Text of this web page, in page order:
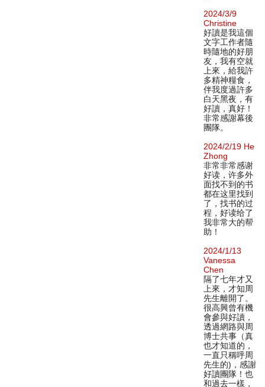
2024/3/9
Christine
好讀是我這個
文字工作者隨
時隨地的好朋
友，我有空就
上來，給我許
多精神糧食，
伴我度過許多
白天黑夜，有
好讀，真好！
非常感謝幕後
團隊。
2024/2/19 He
Zhong
非常非常感谢
好读，许多外
面找不到的书
都在这里找到
了，找书的过
程，好读给了
我非常大的帮
助！
2024/1/13
Vanessa
Chen
隔了七年才又
上來，才知周
先生離開了。
很高興曾有機
會參與好讀，
透過網路與周
博士共事（真
也才知道的，
一直只稱呼周
先生的)，感謝
好讀團隊！也
和過去一樣，